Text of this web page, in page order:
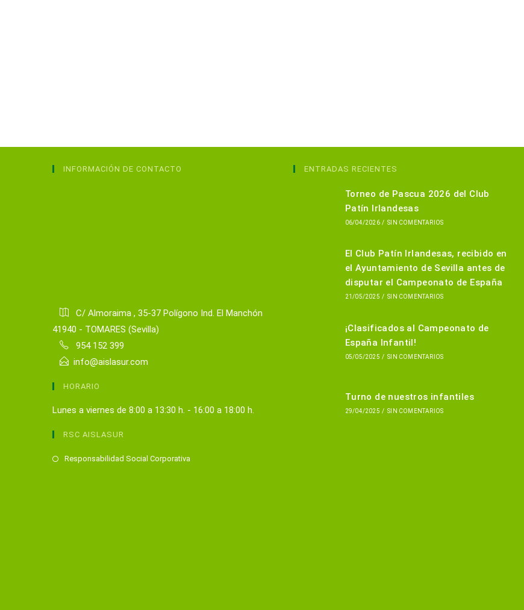
INFORMACIÓN DE CONTACTO
C/ Almoraima , 35-37 Polígono Ind. El Manchón
41940 - TOMARES (Sevilla)
954 152 399
info@aislasur.com
HORARIO
Lunes a viernes de 8:00 a 13:30 h. - 16:00 a 18:00 h.
RSC AISLASUR
Responsabilidad Social Corporativa
ENTRADAS RECIENTES
Torneo de Pascua 2026 del Club
Patín Irlandesas
06/04/2026 / SIN COMENTARIOS
El Club Patín Irlandesas, recibido en
el Ayuntamiento de Sevilla antes de
disputar el Campeonato de España
21/05/2025 / SIN COMENTARIOS
¡Clasificados al Campeonato de
España Infantil!
05/05/2025 / SIN COMENTARIOS
Turno de nuestros infantiles
29/04/2025 / SIN COMENTARIOS